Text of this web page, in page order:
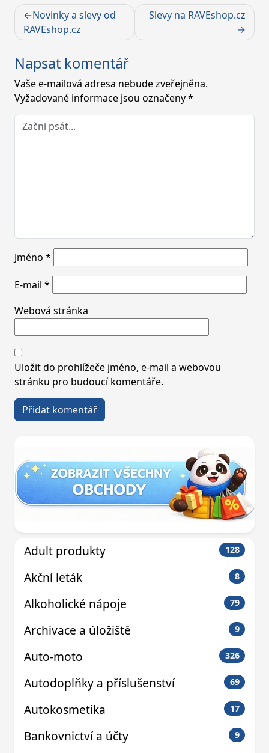
Navigace
pro
Novinky a slevy od
RAVEshop.cz
Slevy na RAVEshop.cz
Napsat komentář
Vaše e-mailová adresa nebude zveřejněna.
Vyžadované informace jsou označeny*
Jméno *
E-mail *
Webová stránka
Uložit do prohlížeče jméno, e-mail a webovou
stránku pro budoucí komentáře.
Adult produkty 128
Akční leták 8
Alkoholické nápoje 79
Archivace a úložiště 9
Auto-moto 326
Autodoplňky a příslušenství 69
Autokosmetika 17
Bankovnictví a účty 9